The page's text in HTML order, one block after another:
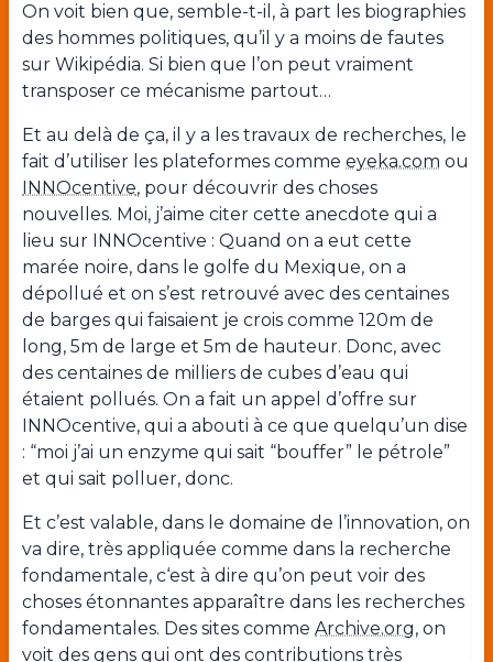
On voit bien que, semble-t-il, à part les biographies
des hommes politiques, qu’il y a moins de fautes
sur Wikipédia. Si bien que l’on peut vraiment
transposer ce mécanisme partout…
Et au delà de ça, il y a les travaux de recherches, le
fait d’utiliser les plateformes comme eyeka.com ou
INNOcentive, pour découvrir des choses
nouvelles. Moi, j’aime citer cette anecdote qui a
lieu sur INNOcentive : Quand on a eut cette
marée noire, dans le golfe du Mexique, on a
dépollué et on s’est retrouvé avec des centaines
de barges qui faisaient je crois comme 120m de
long, 5m de large et 5m de hauteur. Donc, avec
des centaines de milliers de cubes d’eau qui
étaient pollués. On a fait un appel d’offre sur
INNOcentive, qui a abouti à ce que quelqu’un dise
: “moi j’ai un enzyme qui sait “bouffer” le pétrole”
et qui sait polluer, donc.
Et c’est valable, dans le domaine de l’innovation, on
va dire, très appliquée comme dans la recherche
fondamentale, c‘est à dire qu’on peut voir des
choses étonnantes apparaître dans les recherches
fondamentales. Des sites comme Archive.org, on
voit des gens qui ont des contributions très